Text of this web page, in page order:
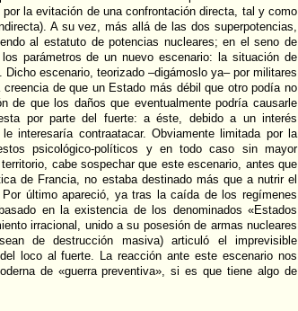
la evitación de una confrontación directa, tal y como
A su vez, más allá de las dos superpotencias,
al estatuto de potencias nucleares; en el seno de
parámetros de un nuevo escenario: la situación de
Dicho escenario, teorizado –digámoslo ya– por militares
de que un Estado más débil que otro podía no
de que los daños que eventualmente podría causarle
por parte del fuerte: a éste, debido a un interés
interesaría contraatacar. Obviamente limitada por la
psicológico-políticos y en todo caso sin mayor
cabe sospechar que este escenario, antes que
de Francia, no estaba destinado más que a nutrir el
último apareció, ya tras la caída de los regímenes
en la existencia de los denominados «Estados
irracional, unido a su posesión de armas nucleares
de destrucción masiva) articuló el imprevisible
loco al fuerte. La reacción ante este escenario nos
de «guerra preventiva», si es que tiene algo de